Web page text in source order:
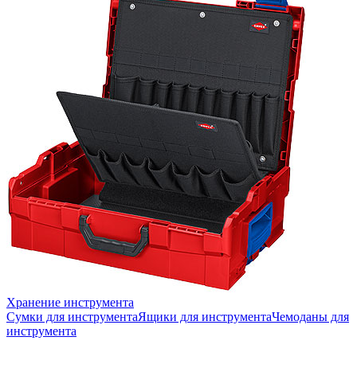
Хранение инструмента
Сумки для инструментаЯщики для инструментаЧемоданы для
инструмента